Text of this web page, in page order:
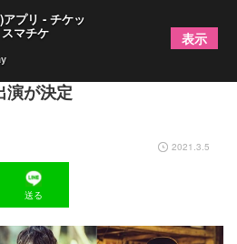
』に満島真之介、ヒャダ
演が決定
2021.3.5
送る
プリ - チケッ
マチケ 表示